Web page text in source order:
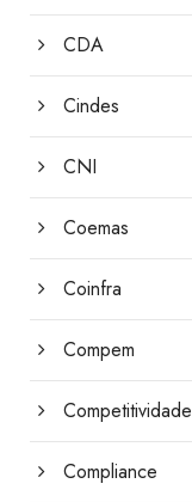
CDA
Cindes
CNI
Coemas
Coinfra
Compem
Competitividade
Compliance